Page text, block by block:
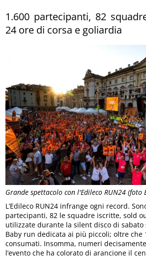
Grande spettacolo con l'Edileco RUN24 (foto
1.600 partecipanti, 82
24 ore di corsa e goliardia
L’Edileco RUN24 infrange ogni record.
partecipanti, 82 le squadre iscritte, sold
utilizzate durante la silent disco di sabato
Baby run dedicata ai più piccoli; oltre
consumati. Insomma, numeri
l’evento che ha colorato di arancione il